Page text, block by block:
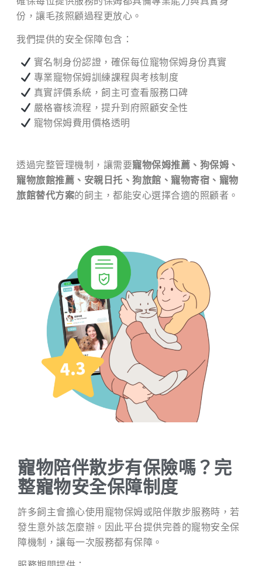
份，讓毛孩照顧過程更放心。
我們提供的安全保障包含：
實名制身份認證，確保每位寵物保姆身份真實
專業寵物保姆訓練課程與考核制度
真實評價系統，飼主可查看服務口碑
嚴格審核流程，提升到府照顧安全性
寵物保姆費用價格透明
透過完整管理機制，讓需要寵物保姆推薦、狗保姆、
寵物旅館推薦、安親日托、狗旅館、寵物寄宿、寵物
旅館替代方案的飼主，都能安心選擇合適的照顧者。
寵物陪伴散步有保險嗎？完
整寵物安全保障制度
許多飼主會擔心使用寵物保姆或陪伴散步服務時，若
發生意外該怎麼辦。因此平台提供完善的寵物安全保
障機制，讓每一次服務都有保障。